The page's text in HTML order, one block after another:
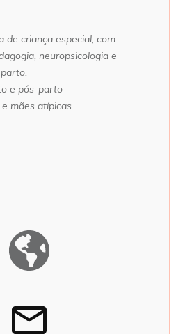
de criança especial, com
neuropsicologia e
e pós-parto
e mães atípicas